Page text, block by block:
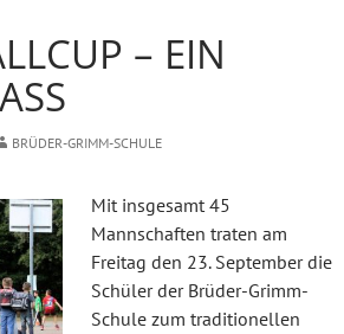
– EIN
BRÜDER-GRIMM-SCHULE
Mit insgesamt 45
Mannschaften traten am
Freitag den 23. September die
Schüler der Brüder-Grimm-
Schule zum traditionellen